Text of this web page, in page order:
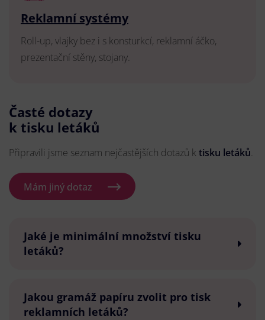
Reklamní systémy
Roll-up, vlajky bez i s konsturkcí, reklamní áčko,
prezentační stěny, stojany.
Časté dotazy
k tisku letáků
Připravili jsme seznam nejčastějších dotazů k tisku letáků.
Mám jiný dotaz
Jaké je minimální množství tisku
letáků?
Jakou gramáž papíru zvolit pro tisk
reklamních letáků?